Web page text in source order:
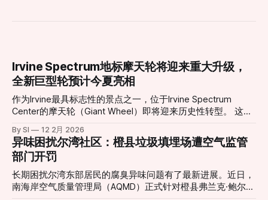
Irvine Spectrum地标摩天轮将迎来重大升级，
全新巨型轮预计今夏亮相
作为Irvine最具标志性的景点之一，位于Irvine Spectrum
Center的摩天轮（Giant Wheel）即将迎来历史性转型。 这座
景观视角和绚丽灯光吸引无数游客与居民，是当地社交活动与
城市夜景的重要组成部分。然而，在经历了多年运营之后，原
有设施已于2026年1月11日停止运营，并进入大规模更新改造
阶段。 根据项目官方消息，新一代巨型摩天轮正在紧张施工
中，并预定于今年夏季正式对外开放。届时，新摩天轮将在现
By SI 12 2月 2026
异味困扰尔湾社区：橙县垃圾填埋场遭空气监管
部门开罚
长期困扰尔湾东部居民的腐臭异味问题有了最新进展。近日，
南海岸空气质量管理局（AQMD）正式针对橙县弗兰克·鲍尔曼